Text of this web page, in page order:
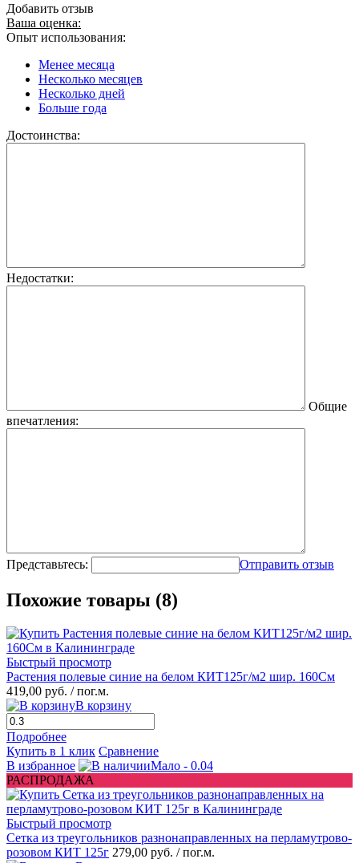
Добавить отзыв
Ваша оценка:
Опыт использования:
Менее месяца
Несколько месяцев
Несколько дней
Больше года
Достоинства:
Недостатки:
Общие
впечатления:
Представьтесь: Отправить отзыв
Похожие товары (8)
Быстрый просмотр
Растения полевые синие на белом КИТ125г/м2 шир. 160См
419,00 руб. / пог.м.
В корзину
Подробнее
Купить в 1 клик Сравнение
В избранное
Мало - 0.04
РАСПРОДАЖА
Быстрый просмотр
Сетка из треугольников разнонаправленных на перламутрово-
розовом КИТ 125г 279,00 руб. / пог.м.